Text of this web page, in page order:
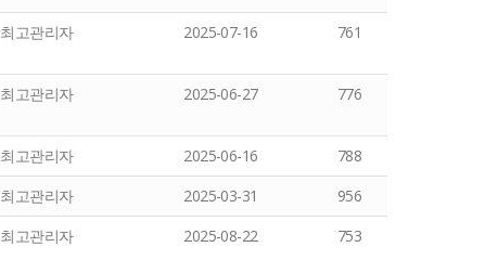
최고관리자 2025-07-16 761
최고관리자 2025-06-27 776
최고관리자 2025-06-16
788
최고관리자 2025-03-31
956
최고관리자 2025-08-22 753